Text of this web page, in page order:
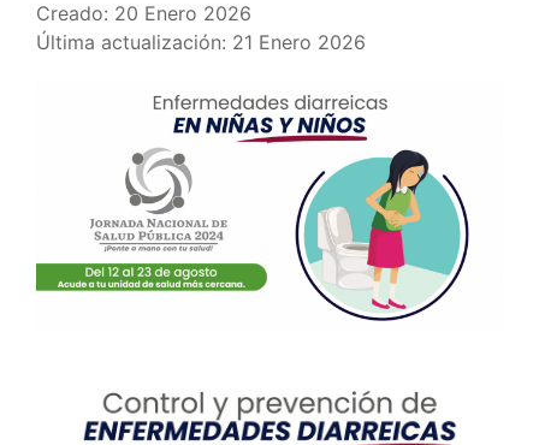
Creado: 20 Enero 2026
Última actualización: 21 Enero 2026